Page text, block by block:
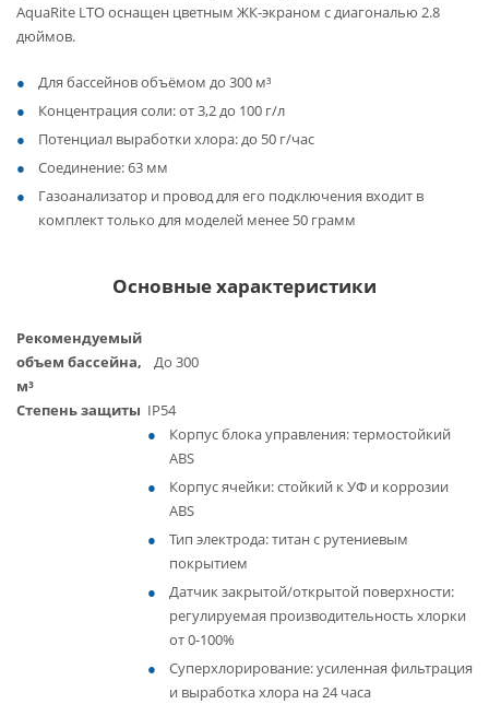
AquaRite LTO оснащен цветным ЖК-экраном с диагональю 2.8
дюймов.
Для бассейнов объёмом до 300 м³
Концентрация соли: от 3,2 до 100 г/л
Потенциал выработки хлора: до 50 г/час
Соединение: 63 мм
Газоанализатор и провод для его подключения входит в
комплект только для моделей менее 50 грамм
Основные характеристики
Рекомендуемый
объем бассейна,
м³
До 300
Степень защиты IP54
Корпус блока управления: термостойкий
ABS
Корпус ячейки: стойкий к УФ и коррозии
ABS
Тип электрода: титан с рутениевым
покрытием
Датчик закрытой/открытой поверхности:
регулируемая производительность хлорки
от 0-100%
Суперхлорирование: усиленная фильтрация
и выработка хлора на 24 часа